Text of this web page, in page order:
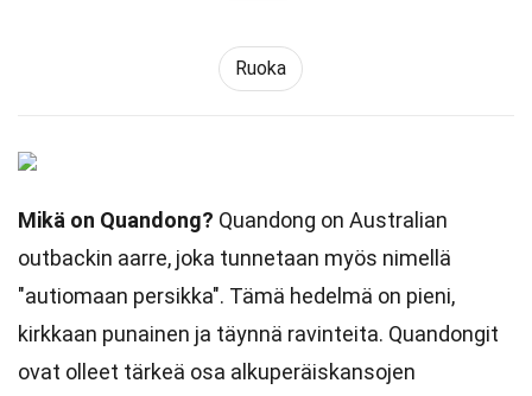
Ruoka
Mikä on Quandong? Quandong on Australian
outbackin aarre, joka tunnetaan myös nimellä
"autiomaan persikka". Tämä hedelmä on pieni,
kirkkaan punainen ja täynnä ravinteita. Quandongit
ovat olleet tärkeä osa alkuperäiskansojen